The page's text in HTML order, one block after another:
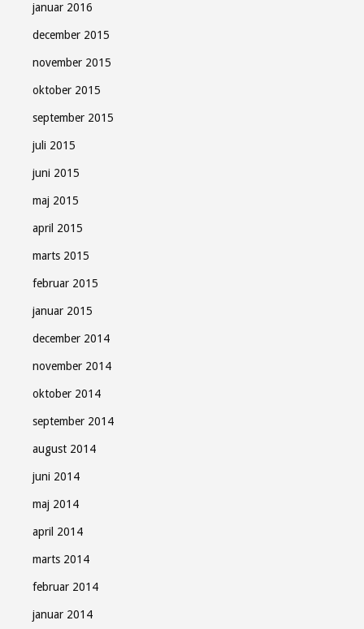
januar 2016
december 2015
november 2015
oktober 2015
september 2015
juli 2015
juni 2015
maj 2015
april 2015
marts 2015
februar 2015
januar 2015
december 2014
november 2014
oktober 2014
september 2014
august 2014
juni 2014
maj 2014
april 2014
marts 2014
februar 2014
januar 2014